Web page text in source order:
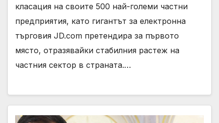
класация на своите 500 най-големи частни
предприятия, като гигантът за електронна
търговия JD.com претендира за първото
място, отразявайки стабилния растеж на
частния сектор в страната.…